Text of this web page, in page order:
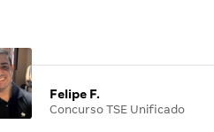
Felipe F.
Concurso TSE Unificado